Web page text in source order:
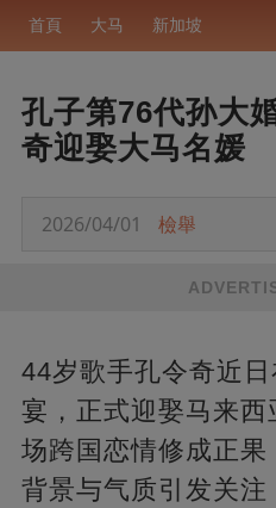
首頁 大马 新加坡
孔子第76代孙大
奇迎娶大马名媛
2026/04/01 檢舉
44岁歌手孔令奇近
宴，正式迎娶马来
场跨国恋情修成正
背景与气质引发关